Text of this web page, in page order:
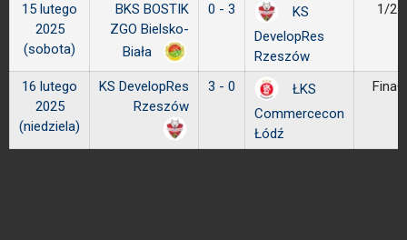
15 lutego
2025
(sobota)
BKS BOSTIK
ZGO Bielsko-
Biała
0 - 3
KS
DevelopRes
Rzeszów
1/2
16 lutego
2025
(niedziela)
KS DevelopRes
Rzeszów
3 - 0
ŁKS
Commercecon
Łódź
Finał